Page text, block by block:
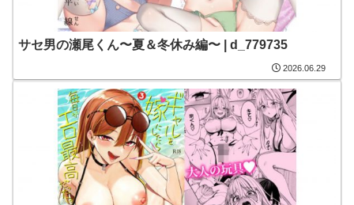
サセ男の瀬尾くん〜夏＆冬休み編〜 | d_779735
2026.06.29